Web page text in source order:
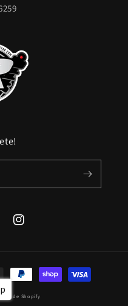
Instagram
de Shopify